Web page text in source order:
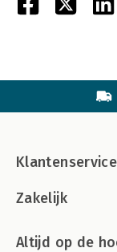
Klantenservice
Zakelijk
Altijd op de